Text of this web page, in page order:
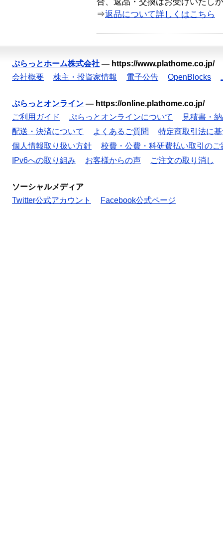
合、返品・交換はお受けいたし
⇒返品について詳しくはこちら
ぷらっとホーム株式会社 — https://www.plathome.co.jp/
会社概要
株主・投資家情報 電子公告 OpenBlocks
ぷらっとオンライン — https://online.plathome.co.jp/
ご利用ガイド
ぷらっとオンラインについて
見積書・
配送・決済について
よくあるご質問
特定商取引法に
個人情報取り扱い方針
校費・公費・科研費払い取引のご
IPv6への取り組み
お客様からの声 ご注文の取り消し
ソーシャルメディア
Twitter公式アカウント
Facebook公式ページ